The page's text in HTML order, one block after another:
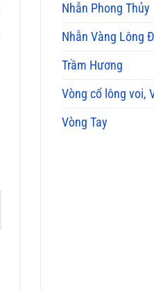
Nhẫn Phong Thủy
Nhẫn Vàng Lông
Trầm Hương
Vòng cổ lông voi,
Vòng Tay